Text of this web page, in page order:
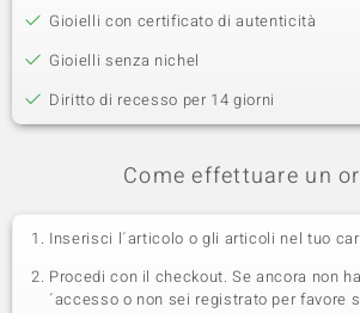
Gioielli con certificato di autenticità
Gioielli senza nichel
Diritto di recesso per 14 giorni
Come effettuare un
Inserisci l´articolo o gli articoli nel tuo
Procedi con il checkout. Se ancora non
´accesso o non sei registrato per favore